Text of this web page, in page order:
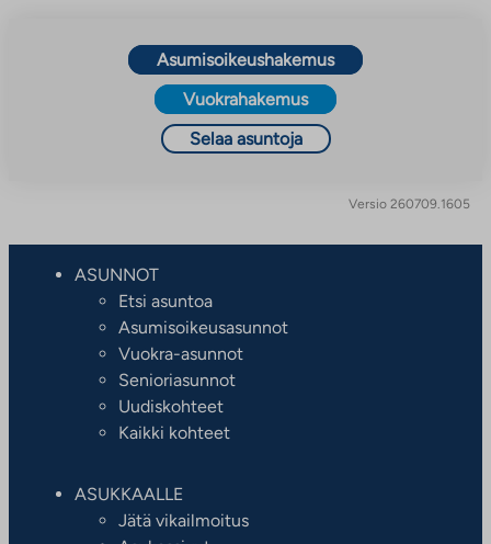
Asumisoikeushakemus
Vuokrahakemus
Selaa asuntoja
Versio 260709.1605
ASUNNOT
Etsi asuntoa
Asumisoikeusasunnot
Vuokra-asunnot
Senioriasunnot
Uudiskohteet
Kaikki kohteet
ASUKKAALLE
Jätä vikailmoitus